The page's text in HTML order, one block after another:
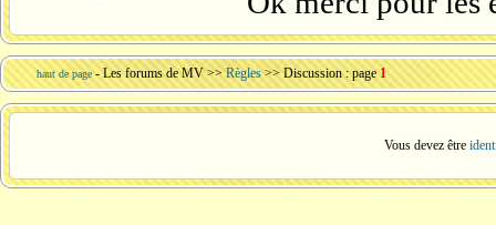
haut de page -Les forums de MV>>Règles>> Discussion : page1
Vous devez être